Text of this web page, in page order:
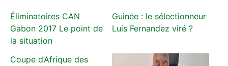
Éliminatoires CAN
Gabon 2017 Le point de
la situation
Guinée : le sélectionneur
Luis Fernandez viré ?
Coupe d’Afrique des